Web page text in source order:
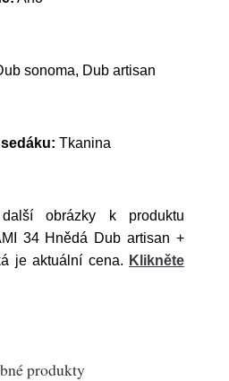
sonoma, Dub artisan
Tkanina
obrázky k produktu
34 Hnědá Dub artisan +
je aktuální cena. Klikněte
produkty